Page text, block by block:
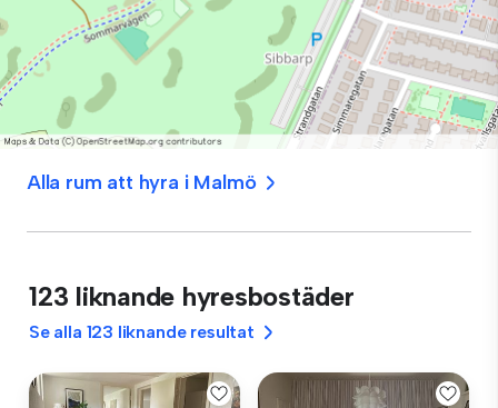
Alla rum att hyra i Malmö
123 liknande hyresbostäder
Se alla 123 liknande resultat